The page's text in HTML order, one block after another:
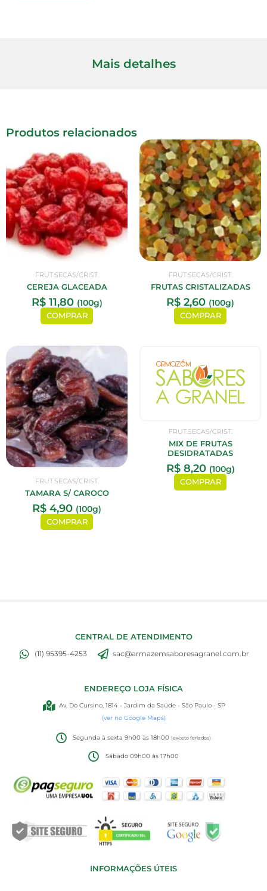
Mais detalhes
Produtos relacionados
FRUT.SECAS/CRIST.
CEREJA GLACEADA
R$11,80 (100g)
COMPRAR
FRUT.SECAS/CRIST.
FRUTAS CRISTALIZADAS
R$ 2,60 (100g)
COMPRAR
FRUT.SECAS/CRIST.
TAMARA S/ CAROCO
R$ 4,90 (100g)
COMPRAR
FRUT.SECAS/CRIST.
MIX DE FRUTAS
DESIDRATADAS
R$8,20 (100g)
COMPRAR
CENTRAL DE ATENDIMENTO
(11) 95395-4253 sac@armazemsaboresagranel.com.br
ENDEREÇO LOJA FÍSICA
Av. Do Cursino, 1814 - Jardim da Saúde - São Paulo - SP
(ver no Google Maps)
Segunda à sexta 9h00 às 18h00(exceto feriados)
Sábado 09h00 às 17h00
INFORMAÇÕES ÚTEIS